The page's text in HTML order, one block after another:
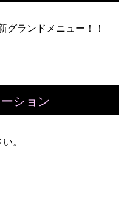
グランドメニュー！！
ション
。